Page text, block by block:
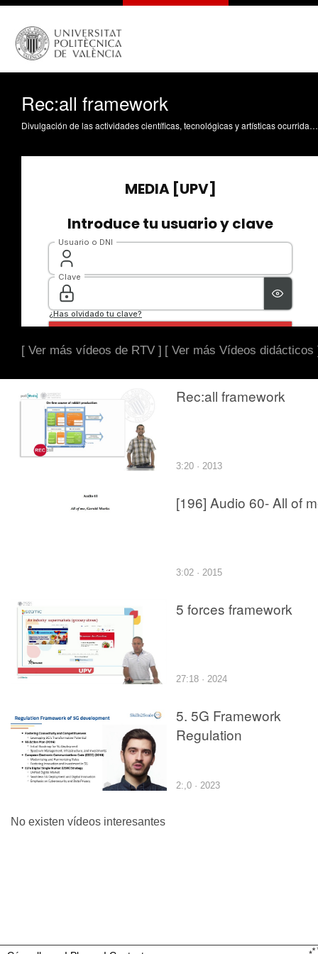
Rec:all framework
Divulgación de las actividades científicas, tecnológicas y artísticas ocurridas en los tres campus de la UPV
[ Ver más vídeos de RTV ] [ Ver más Vídeos didácticos
Rec:all framework
3:20 · 2013
[196] Audio 60- All of
3:02 · 2015
5 forces framework
27:18 · 2024
5. 5G Framework
Regulation
2:,0 · 2023
No existen vídeos interesantes